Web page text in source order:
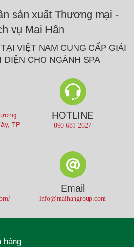
sản xuất Thương mại -
vụ Mai Hân
VIỆT NAM CUNG CẤP GIẢI
DIỆN CHO NGÀNH SPA
TP
HOTLINE
090 681 2627
Email
info@maihangroup.com
hàng